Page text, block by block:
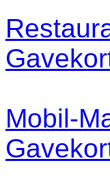
Mobil-